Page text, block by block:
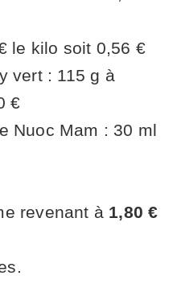
le kilo soit 0,56 €
vert : 115 g à
€
Nuoc Mam : 30 ml
revenant à 1,80 €